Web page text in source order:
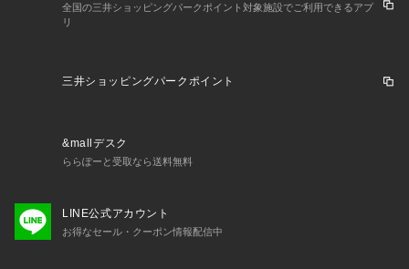
全国の三井ショッピングパークポイント対象施設でご利用できるアプ
リ
三井ショッピングパークポイント
&mallデスク
ららぽーと受取なら送料無料
LINE公式アカウント
お得なセール・クーポン情報配信中